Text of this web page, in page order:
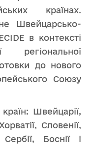
країнах.
Швейцарсько-
в контексті
регіональної
до нового
Союзу
Швейцарії,
Словенії,
Боснії і